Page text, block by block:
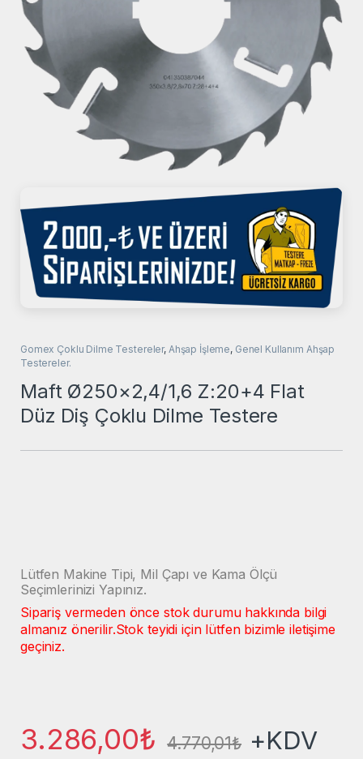
Gomex Çoklu Dilme Testereler, Ahşap İşleme, Genel Kullanım Ahşap
Testereler.
Maft Ø250×2,4/1,6 Z:20+4 Flat
Düz Diş Çoklu Dilme Testere
Lütfen Makine Tipi, Mil Çapı ve Kama Ölçü
Seçimlerinizi Yapınız.
Sipariş vermeden önce stok durumu hakkında bilgi
almanız önerilir.Stok teyidi için lütfen bizimle iletişime
geçiniz.
3.286,00₺ 4.770,01₺ +KDV